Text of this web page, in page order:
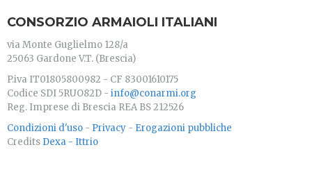
CONSORZIO ARMAIOLI ITALIANI
via Monte Guglielmo 128/a
25063 Gardone V.T. (Brescia)
P.iva IT01805800982 - CF 83001610175
Codice SDI 5RUO82D - info@conarmi.org
Reg. Imprese di Brescia REA BS 212526
Condizioni d'uso - Privacy - Erogazioni pubbliche
Credits Dexa - Ittrio